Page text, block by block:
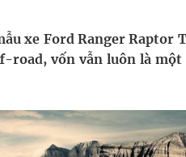
riêng 2026
lại khai thác vào ngày 19/8
xe Ford Ranger Raptor
road, vốn vẫn luôn là